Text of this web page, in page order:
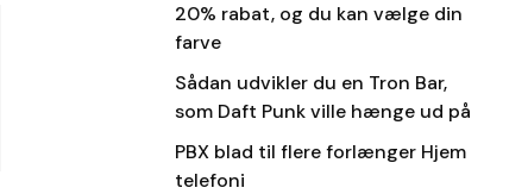
20% rabat, og du kan vælge din
farve
Sådan udvikler du en Tron Bar,
som Daft Punk ville hænge ud på
PBX blad til flere forlænger Hjem
telefoni